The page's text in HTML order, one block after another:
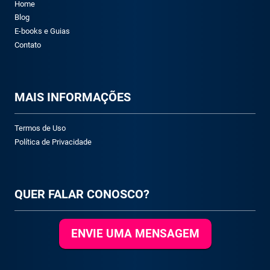
Home
Blog
E-books e Guias
Contato
MAIS INFORMAÇÕES
Termos de Uso
Política de Privacidade
QUER FALAR CONOSCO?
ENVIE UMA MENSAGEM